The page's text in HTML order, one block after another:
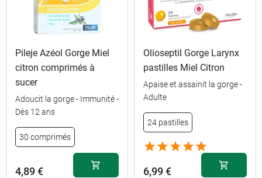
Pileje Azéol Gorge Miel
citron comprimés à
sucer
Adoucit la gorge - Immunité -
Dès 12 ans
30 comprimés
4,89 €
Olioseptil Gorge Larynx
pastilles Miel Citron
Apaise et assainit la gorge -
Adulte
24 pastilles
6,99 €